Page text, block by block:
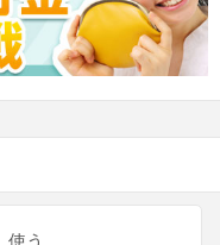
使う